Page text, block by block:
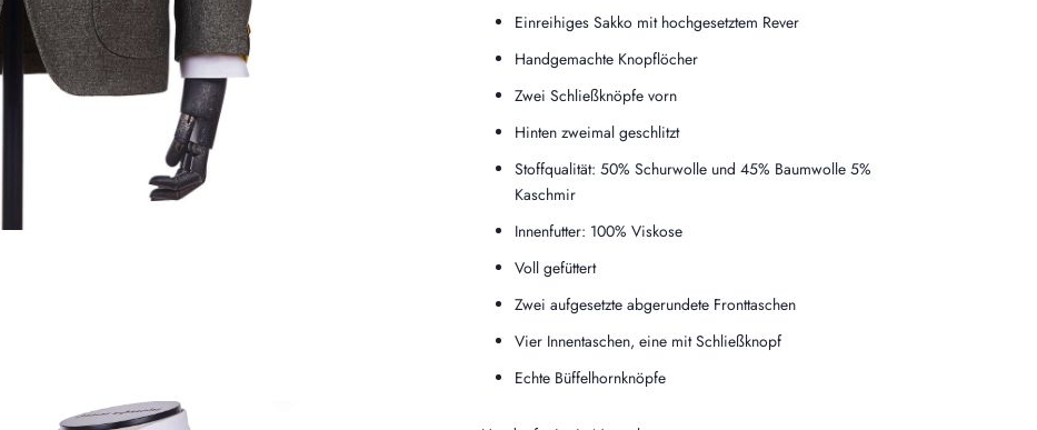
Einreihiges Sakko mit hochgesetztem Rever
Handgemachte Knopflöcher
Zwei Schließknöpfe vorn
Hinten zweimal geschlitzt
Stoffqualität: 50% Schurwolle und 45% Baumwolle 5%
Kaschmir
Innenfutter: 100% Viskose
Voll gefüttert
Zwei aufgesetzte abgerundete Fronttaschen
Vier Innentaschen, eine mit Schließknopf
Echte Büffelhornknöpfe